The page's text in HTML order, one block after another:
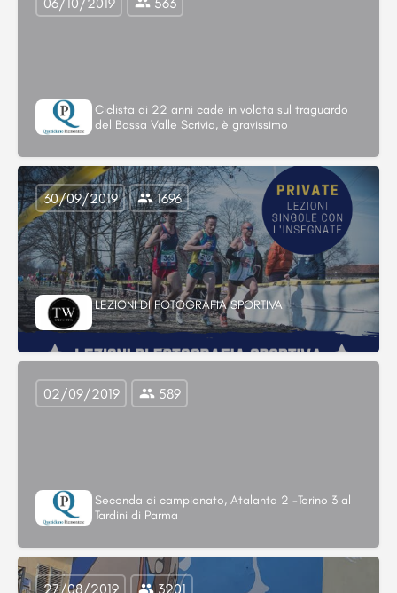
Ciclista di 22 anni cade in volata sul traguardo
del Bassa Valle Scrivia, è gravissimo
LEZIONI DI FOTOGRAFIA SPORTIVA
30/09/2019 1696
Seconda di campionato, Atalanta 2 -Torino 3 al
Tardini di Parma
02/09/2019 589
27/08/2019 3201